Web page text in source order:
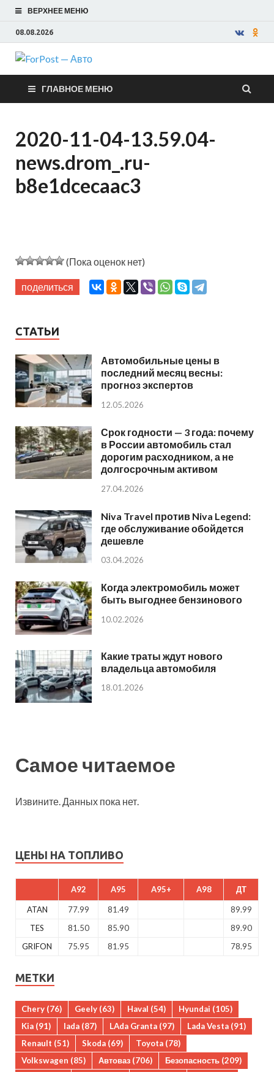
ВЕРХНЕЕ МЕНЮ
08.08.2026
ForPost —
Авто
ГЛАВНОЕ МЕНЮ
2020-11-04-13.59.04-
news.drom_.ru-
b8e1dcecaac3
(Пока оценок нет)
поделиться
СТАТЬИ
Автомобильные цены в
последний месяц весны:
прогноз экспертов
12.05.2026
Срок годности — 3 года: почему
в России автомобиль стал
дорогим расходником, а не
долгосрочным активом
27.04.2026
Niva Travel против Niva Legend:
где обслуживание обойдется
дешевле
03.04.2026
Когда электромобиль может
быть выгоднее бензинового
10.02.2026
Какие траты ждут нового
владельца автомобиля
18.01.2026
Самое читаемое
Извините. Данных пока нет.
ЦЕНЫ НА ТОПЛИВО
A92 A95 A95+ A98 ДТ
ATAN 77.99 81.49
89.99
TES
81.50 85.90
89.90
GRIFON
75.95 81.95 78.95
МЕТКИ
Chery (76) Geely (63) Haval (54) Hyundai (105)
Kia (91) lada (87) LAda Granta (97) Lada Vesta (91)
Renault (51) Skoda (69) Toyota (78)
Volkswagen (85) Автоваз (706) Безопасность (209)